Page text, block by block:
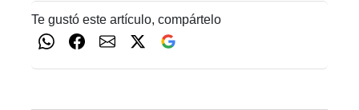
Te gustó este artículo, compártelo